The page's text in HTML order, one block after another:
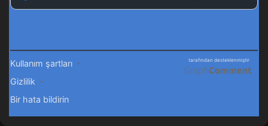
Shen Mu 3.Sezon 4.Bölüm
Blm 4 - Ağustos 28, 2025